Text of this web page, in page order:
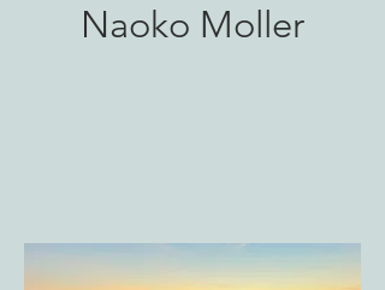
Naoko Moller